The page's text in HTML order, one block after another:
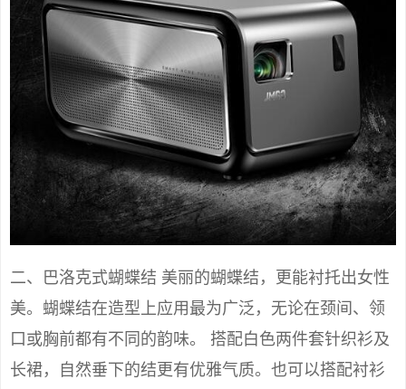
二、巴洛克式蝴蝶结 美丽的蝴蝶结，更能衬托出女性
美。蝴蝶结在造型上应用最为广泛，无论在颈间、领
口或胸前都有不同的韵味。 搭配白色两件套针织衫及
长裙，自然垂下的结更有优雅气质。也可以搭配衬衫